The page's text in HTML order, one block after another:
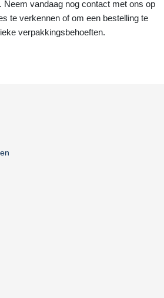
vandaag nog contact met ons op
te verkennen of om een bestelling te
verpakkingsbehoeften.